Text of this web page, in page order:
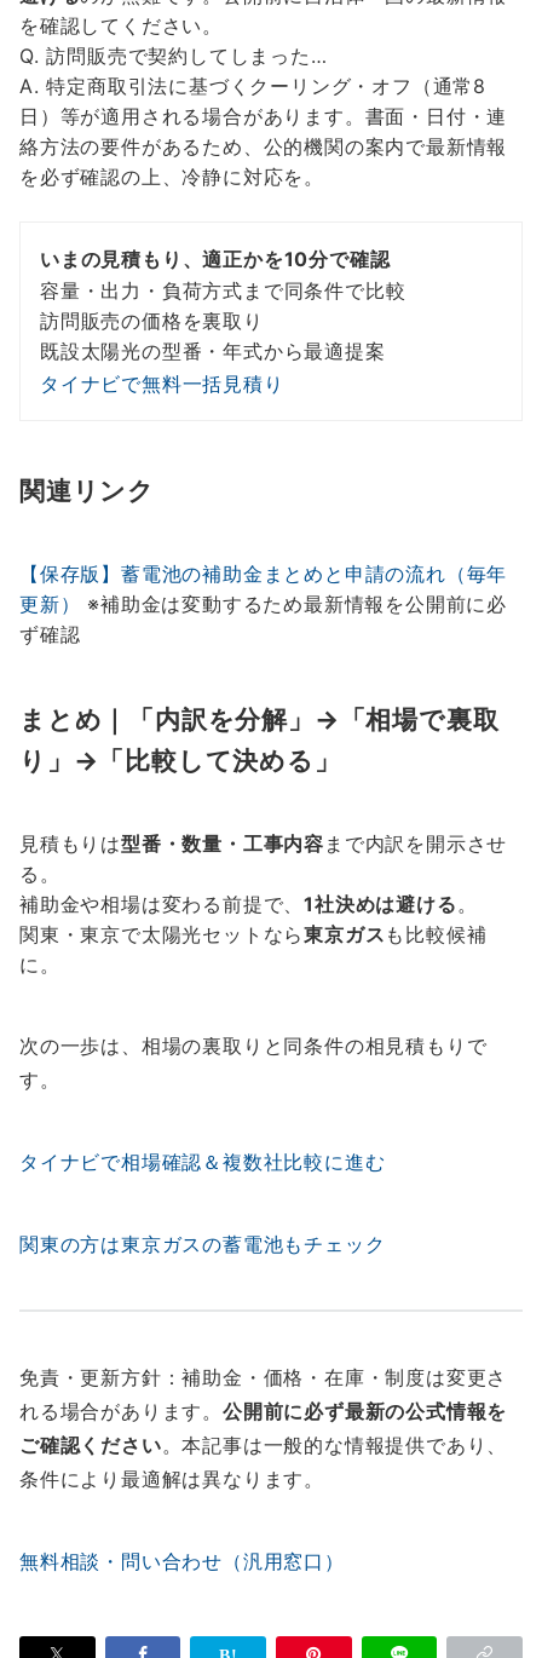
を確認してください。
Q. 訪問販売で契約してしまった…
A. 特定商取引法に基づくクーリング・オフ（通常8
日）等が適用される場合があります。書面・日付・連
絡方法の要件があるため、公的機関の案内で最新情報
を必ず確認の上、冷静に対応を。
いまの見積もり、適正かを10分で確認
容量・出力・負荷方式まで同条件で比較
訪問販売の価格を裏取り
既設太陽光の型番・年式から最適提案
タイナビで無料一括見積り
関連リンク
【保存版】蓄電池の補助金まとめと申請の流れ（毎年
更新）
※補助金は変動するため最新情報を公開前に必
ず確認
まとめ｜「内訳を分解」→「相場で裏取
り」→「比較して決める」
見積もりは型番・数量・工事内容 まで内訳を開示させ
る。
補助金や相場は変わる前提で、1社決めは避ける。
関東・東京で太陽光セットなら東京ガス も比較候補
に。
次の一歩は、相場の裏取りと同条件の相見積もりで
す。
タイナビで相場確認＆複数社比較に進む
関東の方は東京ガスの蓄電池もチェック
免責・更新方針：補助金・価格・在庫・制度は変更さ
れる場合があります。 公開前に必ず最新の公式情報を
ご確認ください。本記事は一般的な情報提供であり、
条件により最適解は異なります。
無料相談・問い合わせ（汎用窓口）